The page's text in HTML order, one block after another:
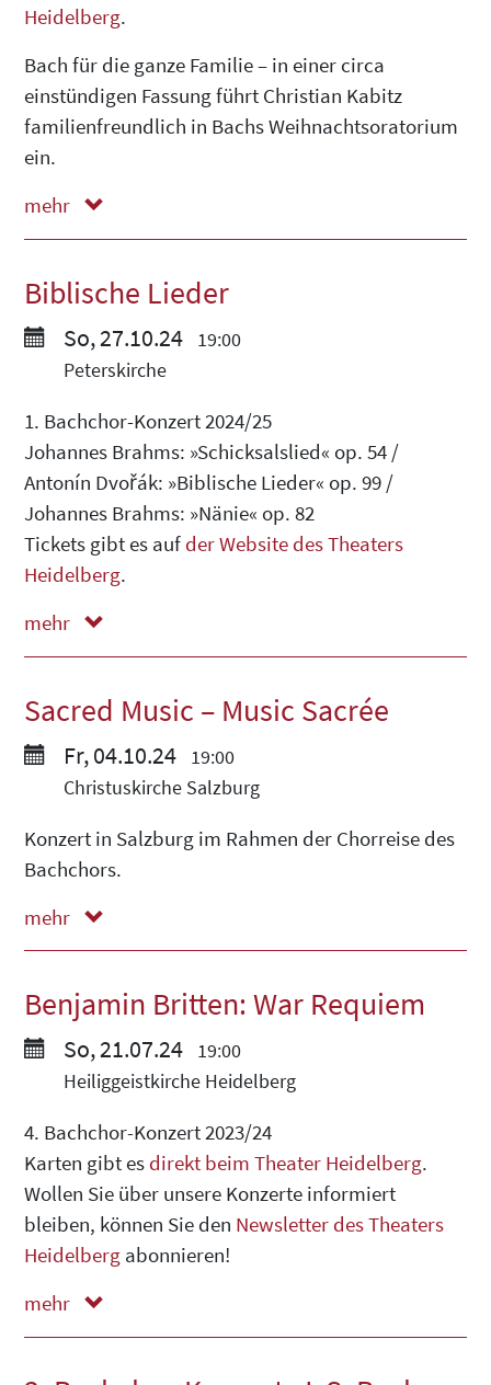
Heidelberg.
Bach für die ganze Familie – in einer circa
einstündigen Fassung führt Christian Kabitz
familienfreundlich in Bachs Weihnachtsoratorium
ein.
mehr
weniger
Biblische Lieder
So, 27.10.24
19:00
Peterskirche
1. Bachchor-Konzert 2024/25
Johannes Brahms: »Schicksalslied« op. 54 /
Antonín Dvořák: »Biblische Lieder« op. 99 /
Johannes Brahms: »Nänie« op. 82
Tickets gibt es auf der Website des Theaters
Heidelberg.
mehr
weniger
Sacred Music – Music Sacrée
Fr, 04.10.24
19:00
Christuskirche Salzburg
Konzert in Salzburg im Rahmen der Chorreise des
Bachchors.
mehr
weniger
Benjamin Britten: War Requiem
So, 21.07.24
19:00
Heiliggeistkirche Heidelberg
4. Bachchor-Konzert 2023/24
Karten gibt es direkt beim Theater Heidelberg.
Wollen Sie über unsere Konzerte informiert
bleiben, können Sie den Newsletter des Theaters
Heidelberg abonnieren!
mehr
weniger